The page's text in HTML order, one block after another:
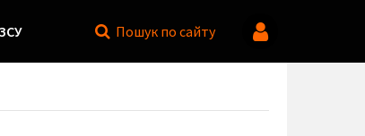
ЗСУ Пошук по сайту